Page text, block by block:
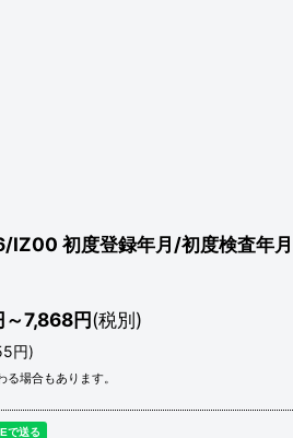
IZ00 初度登録年月/初度検査年
～7,868円(税別)
円)
場合もあります。